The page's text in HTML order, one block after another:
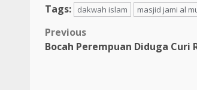
Tags: dakwah islam masjid jami al
Post
navigation
Previous
Bocah Perempuan Diduga Curi